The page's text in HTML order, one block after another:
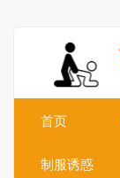
首页
制服诱惑